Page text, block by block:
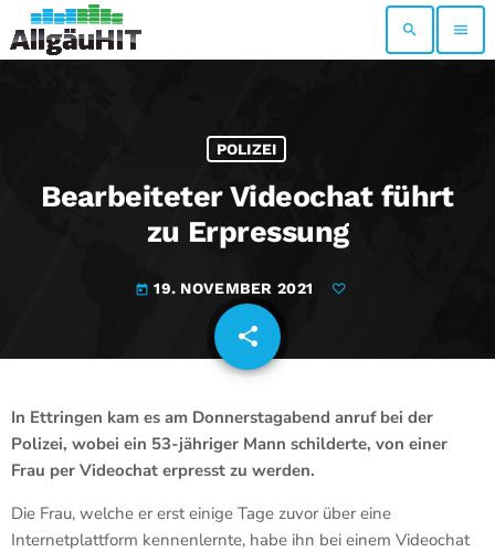
search menu
POLIZEI
Bearbeiteter Videochat führt
zu Erpressung
today 19. NOVEMBER 2021
share
email
In Ettringen kam es am Donnerstagabend anruf bei der
Polizei, wobei ein 53-jähriger Mann schilderte, von einer
Frau per Videochat erpresst zu werden.
Die Frau, welche er erst einige Tage zuvor über eine
Internetplattform kennenlernte, habe ihn bei einem Videochat